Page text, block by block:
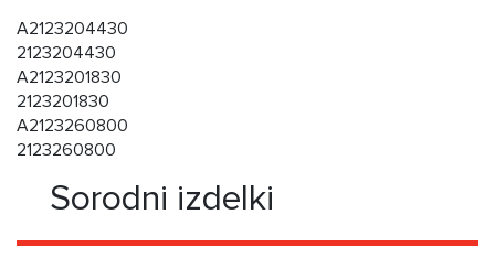
A2123204430
2123204430
A2123201830
2123201830
A2123260800
2123260800
Sorodni izdelki